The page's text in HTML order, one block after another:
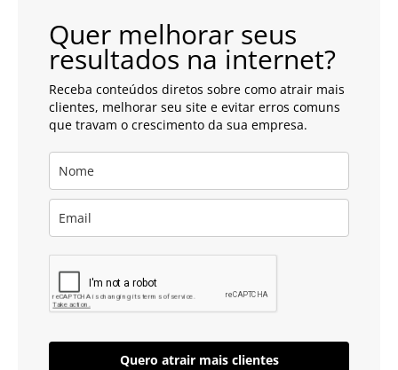
Quer melhorar seus
resultados na internet?
Receba conteúdos diretos sobre como atrair mais
clientes, melhorar seu site e evitar erros comuns
que travam o crescimento da sua empresa.
Quero atrair mais clientes